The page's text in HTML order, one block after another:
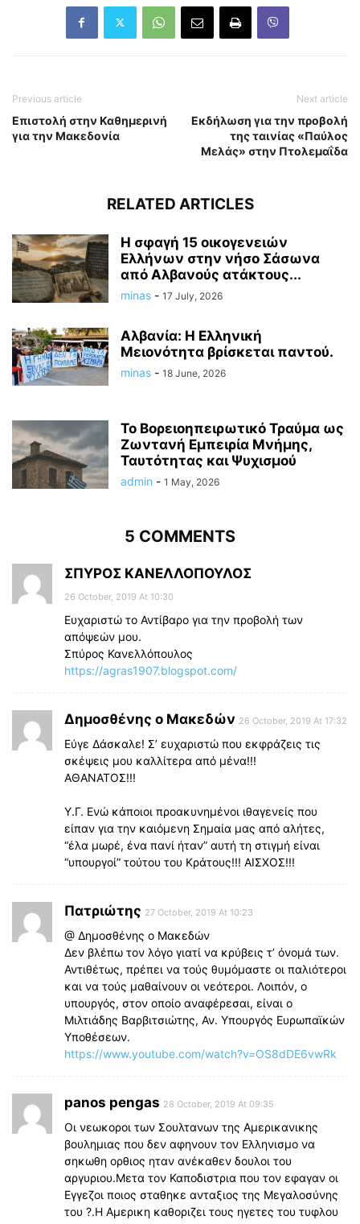
Previous article
Επιστολή στην Καθημερινή
για την Μακεδονία
Next article
Εκδήλωση για την προβολή
της ταινίας «Παύλος
Μελάς» στην Πτολεμαΐδα
RELATED ARTICLES
Η σφαγή 15 οικογενειών
Ελλήνων στην νήσο Σάσωνα
από Αλβανούς ατάκτους...
minas - 17 July, 2026
Αλβανία: Η Ελληνική
Μειονότητα βρίσκεται παντού.
minas - 18 June, 2026
Το Βορειοηπειρωτικό Τραύμα ως
Ζωντανή Εμπειρία Μνήμης,
Ταυτότητας και Ψυχισμού
admin - 1 May, 2026
5 COMMENTS
ΣΠΥΡΟΣ ΚΑΝΕΛΛΟΠΟΥΛΟΣ
26 October, 2019 At 10:30
Ευχαριστώ το Αντίβαρο για την προβολή των
απόψεών μου.
Σπύρος Κανελλόπουλος
https://agras1907.blogspot.com/
Δημοσθένης ο Μακεδών 26 October, 2019 At 17:32
Εύγε Δάσκαλε! Σ’ ευχαριστώ που εκφράζεις τις
σκέψεις μου καλλίτερα από μένα!!!
ΑΘΑΝΑΤΟΣ!!!
Υ.Γ. Ενώ κάποιοι προακυνημένοι ιθαγενείς που
είπαν για την καιόμενη Σημαία μας από αλήτες,
“έλα μωρέ, ένα πανί ήταν” αυτή τη στιγμή είναι
“υπουργοί” τούτου του Κράτους!!! ΑΙΣΧΟΣ!!!
Πατριώτης 27 October, 2019 At 10:23
@ Δημοσθένης ο Μακεδών
Δεν βλέπω τον λόγο γιατί να κρύβεις τ’ όνομά των.
Αντιθέτως, πρέπει να τούς θυμόμαστε οι παλιότεροι
και να τούς μαθαίνουν οι νεότεροι. Λοιπόν, ο
υπουργός, στον οποίο αναφέρεσαι, είναι ο
Μιλτιάδης Βαρβιτσιώτης, Αν. Υπουργός Ευρωπαϊκών
Υποθέσεων.
https://www.youtube.com/watch?v=OS8dDE6vwRk
panos pengas 28 October, 2019 At 09:35
Οι νεωκοροι των Σουλτανων της Αμερικανικης
βουλημιας που δεν αφηνουν τον Ελληνισμο να
σηκωθη ορθιος ηταν ανέκαθεν δουλοι του
αργυριου.Μετα τον Καποδιστρια που τον εφαγαν οι
Εγγεζοι ποιος σταθηκε ανταξιος της Μεγαλοσύνης
του ?.Η Αμερικη καθοριζει τους ηγετες του τυφλου